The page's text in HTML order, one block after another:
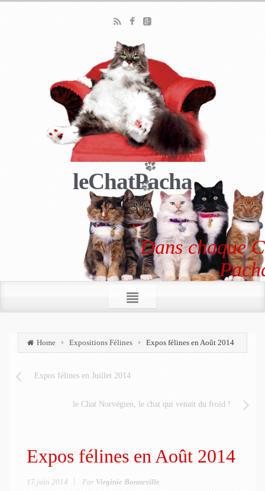
leChatPacha
Dans chaque
Home Expositions Félines Expos félines en Août 2014
Expos félines en Juillet 2014
le Chat Norvégien, le chat qui venait du froid !
Expos félines en Août 2014
17 juin 2014 Par Virginie Bonneville